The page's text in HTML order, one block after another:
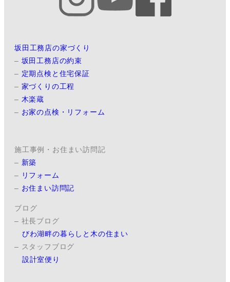
坂田工務店の家づくり
– 坂田工務店の約束
– 定期点検と住宅保証
– 家づくりの工程
– 木楽蔵
– お家の点検・リフォーム
施工事例・お住まい訪問記
– 新築
– リフォーム
– お住まい訪問記
ブログ
– 社長ブログ
びわ湖畔の暮らしと木の住まい
– スタッフブログ
設計室便り